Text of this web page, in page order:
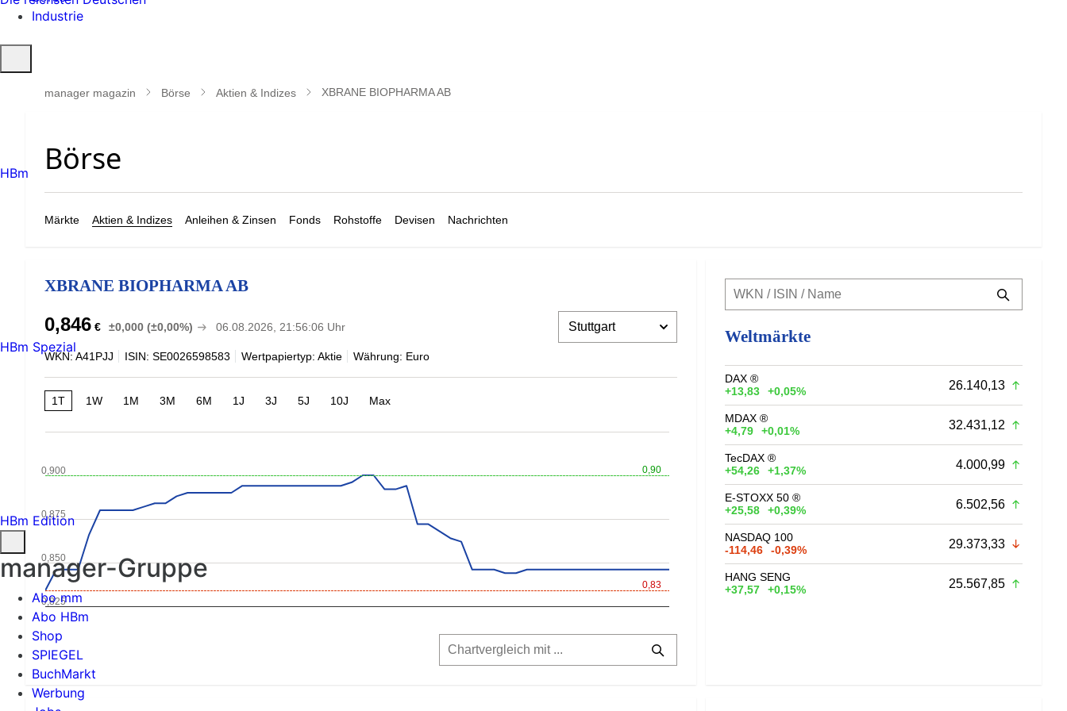
Industrie
öffnen
manager magazin Börse Aktien & Indizes XBRANE BIOPHARMA AB
Märkte Aktien & Indizes Anleihen & Zinsen Fonds Rohstoffe Devisen Nachrichten
XBRANE BIOPHARMA AB
0,846 € ±0,000 (±0,00%) 06.08.2026, 21:56:06 Uhr
WKN: A41PJJ ISIN: SE0026598583 Wertpapiertyp: Aktie Währung: Euro
1T 1W 1M 3M 6M 1J 3J 5J 10J Max
0,90
0,83
0,825
0,850
0,875
0,900
Weltmärkte
DAX ®
+13,83
+0,05% 26.140,13
MDAX ®
+4,79
+0,01% 32.431,12
TecDAX ®
+54,26
+1,37% 4.000,99
E-STOXX 50 ®
+25,58
+0,39% 6.502,56
NASDAQ 100
-114,46
-0,39% 29.373,33
HANG SENG
+37,57
+0,15% 25.567,85
HBm
HBm Spezial
HBm Edition
manager-Gruppe
Abo mm
Abo HBm
Shop
SPIEGEL
BuchMarkt
Werbung